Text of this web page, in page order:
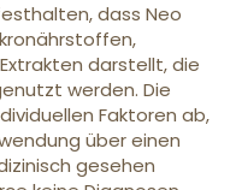
dass Neo
darstellt, die
werden. Die
Faktoren ab,
über einen
gesehen